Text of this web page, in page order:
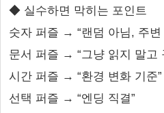
◆ 실수하면 막히는 포인트
숫자 퍼즐 → “랜덤 아님, 주변
문서 퍼즐 → “그냥 읽지 말고
시간 퍼즐 → “환경 변화 기준”
선택 퍼즐 → “엔딩 직결”